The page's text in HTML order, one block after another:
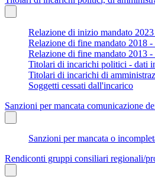
Relazione di inizio mandato
Relazione di fine mandato 2018 -
Relazione di fine mandato 2013 -
Titolari di incarichi politici - dati
Titolari di incarichi di
Soggetti cessati dall'incarico
Sanzioni per mancata comunicazione
Sanzioni per mancata o
Rendiconti gruppi consiliari regionali/